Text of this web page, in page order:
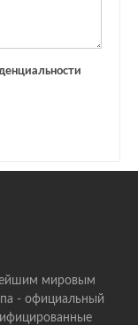
мировым
- официальный